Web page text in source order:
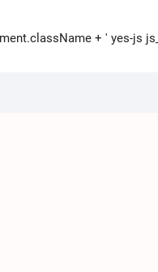
+ ' yes-js